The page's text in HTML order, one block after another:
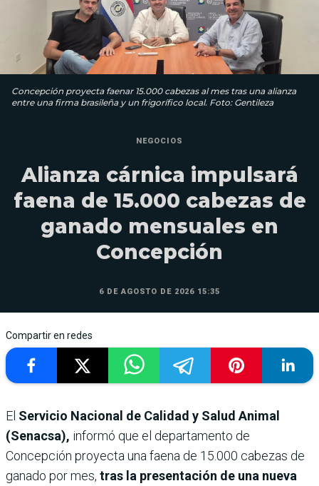
Concepción proyecta faenar 15.000 cabezas al mes tras una alianza
entre una firma brasileña y un frigorífico local. Foto: Gentileza
NEGOCIOS
Alianza cárnica impulsará
faena de 15.000 cabezas de
ganado mensuales en
Concepción
6 DE AGOSTO DE 2026 15:35
Compartir en redes
El Servicio Nacional de Calidad y Salud Animal
(Senacsa), informó que el departamento de
Concepción proyecta una faena de 15.000 cabezas de
ganado por mes, tras la presentación de una nueva